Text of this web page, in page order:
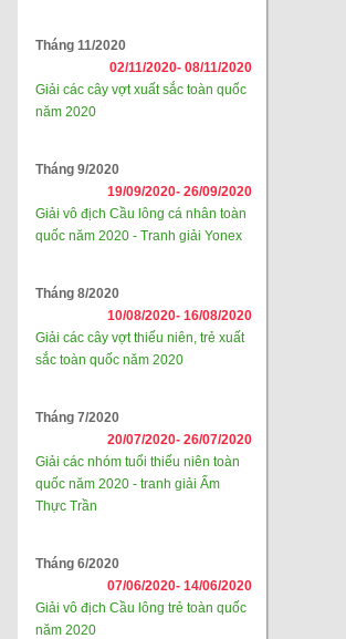
Tháng 11/2020
02/11/2020- 08/11/2020
Giải các cây vợt xuất sắc toàn quốc
năm 2020
Tháng 9/2020
19/09/2020- 26/09/2020
Giải vô địch Cầu lông cá nhân toàn
quốc năm 2020 - Tranh giải Yonex
Tháng 8/2020
10/08/2020- 16/08/2020
Giải các cây vợt thiếu niên, trẻ xuất
sắc toàn quốc năm 2020
Tháng 7/2020
20/07/2020- 26/07/2020
Giải các nhóm tuổi thiếu niên toàn
quốc năm 2020 - tranh giải Ẩm
Thực Trần
Tháng 6/2020
07/06/2020- 14/06/2020
Giải vô địch Cầu lông trẻ toàn quốc
năm 2020